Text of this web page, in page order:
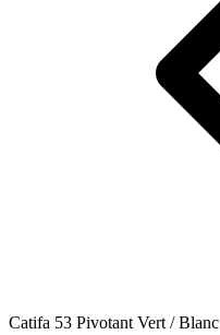
Catifa 53 Pivotant Vert / Blanc